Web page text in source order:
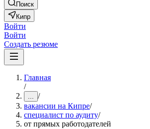
Поиск
Кипр
Войти
Войти
Создать резюме
Главная
/
... /
вакансии на Кипре/
специалист по аудиту/
от прямых работодателей